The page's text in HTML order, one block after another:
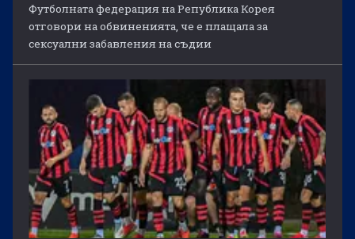
Футболната федерация на Република Корея
отговори на обвиненията, че е плащала за
сексуални забавления на съдии